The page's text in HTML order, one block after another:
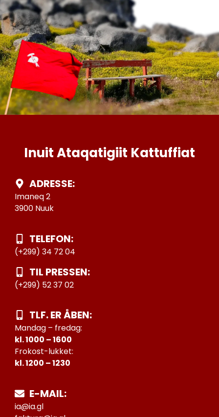
Inuit Ataqatigiit Kattuffiat
ADRESSE:
Imaneq 2
3900 Nuuk
TELEFON:
(+299) 34 72 04
TIL PRESSEN:
(+299) 52 37 02
TLF. ER ÅBEN:
Mandag – fredag:
kl. 1000 – 1600
Frokost-lukket:
kl. 1200 – 1230
E-MAIL:
ia@ia.gl